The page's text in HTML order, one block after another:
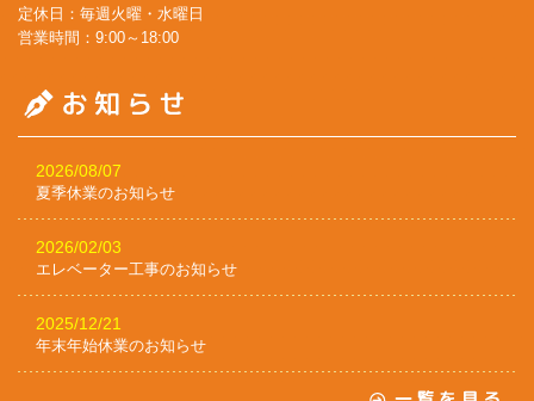
定休日：毎週火曜・水曜日
営業時間：9:00～18:00
2026/08/07
夏季休業のお知らせ
2026/02/03
エレベーター工事のお知らせ
2025/12/21
年末年始休業のお知らせ